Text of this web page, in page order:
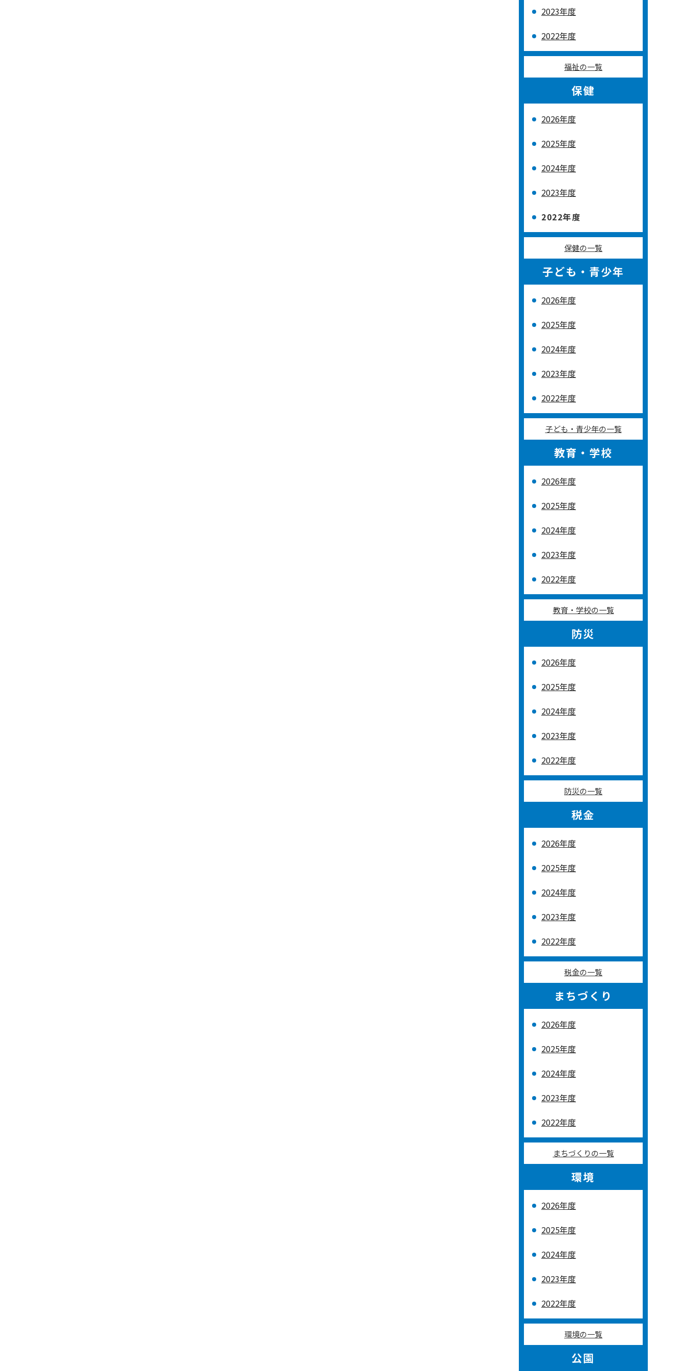
2023年度
2022年度
福祉の一覧
保健
2026年度
2025年度
2024年度
2023年度
2022年度
保健の一覧
子ども・青少年
2026年度
2025年度
2024年度
2023年度
2022年度
子ども・青少年の一覧
教育・学校
2026年度
2025年度
2024年度
2023年度
2022年度
教育・学校の一覧
防災
2026年度
2025年度
2024年度
2023年度
2022年度
防災の一覧
税金
2026年度
2025年度
2024年度
2023年度
2022年度
税金の一覧
まちづくり
2026年度
2025年度
2024年度
2023年度
2022年度
まちづくりの一覧
環境
2026年度
2025年度
2024年度
2023年度
2022年度
環境の一覧
公園